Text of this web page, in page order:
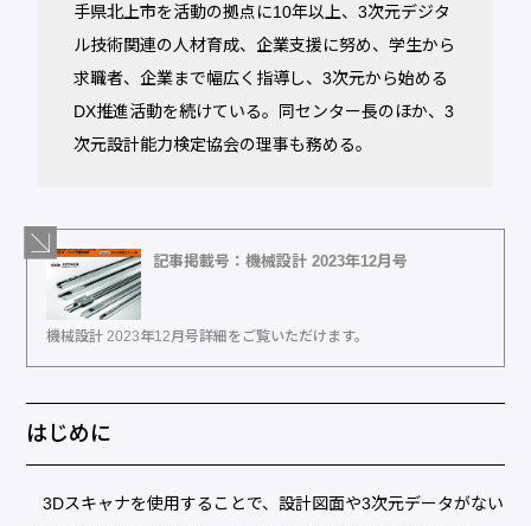
手県北上市を活動の拠点に10年以上、3次元デジタ
ル技術関連の人材育成、企業支援に努め、学生から
求職者、企業まで幅広く指導し、3次元から始める
DX推進活動を続けている。同センター長のほか、3
次元設計能力検定協会の理事も務める。
記事掲載号：機械設計 2023年12月号
機械設計 2023年12月号詳細をご覧いただけます。
はじめに
3Dスキャナを使用することで、設計図面や3次元データがない